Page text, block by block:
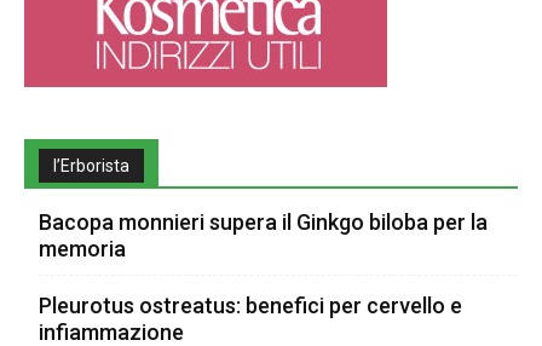
l’Erborista
Bacopa monnieri supera il Ginkgo biloba per la
memoria
Pleurotus ostreatus: benefici per cervello e
infiammazione